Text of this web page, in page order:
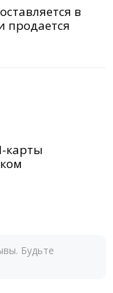
в
продается
карты
Будьте